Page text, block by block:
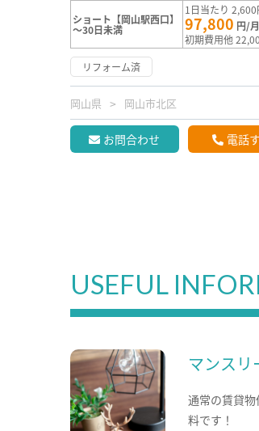
ショート【岡山駅西口】
～30日未満
1日当たり
97,800 円/
初期費用他
リフォーム済
岡山県 岡山市北区
お問合わせ 電話
USEFUL
マンスリ
通常の賃貸
料です！